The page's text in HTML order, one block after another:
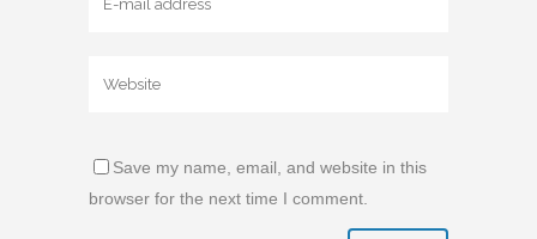
Save my name, email, and website in this
browser for the next time I comment.